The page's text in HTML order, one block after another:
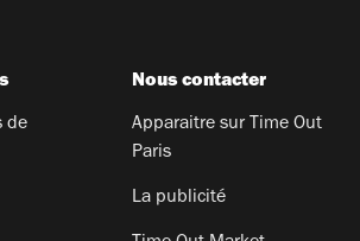
de
Nous contacter
Apparaitre sur Time Out
Paris
La publicité